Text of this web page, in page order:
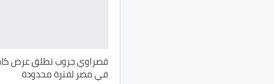
في مصر لفترة محدودة